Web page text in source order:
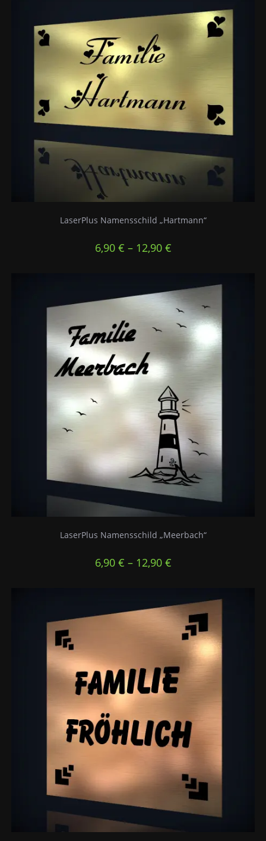
LaserPlus Namensschild „Hartmann“
6,90 € – 12,90 €
LaserPlus Namensschild „Meerbach“
6,90 € – 12,90 €